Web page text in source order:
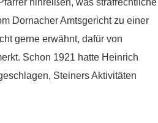
hinreißen, was strafrechtliche
Dornacher Amtsgericht zu einer
gerne erwähnt, dafür von
Schon 1921 hatte Heinrich
Steiners Aktivitäten